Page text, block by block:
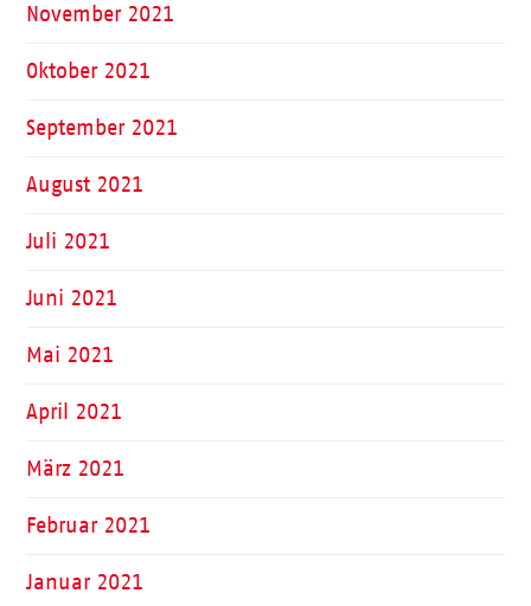
November 2021
Oktober 2021
September 2021
August 2021
Juli 2021
Juni 2021
Mai 2021
April 2021
März 2021
Februar 2021
Januar 2021